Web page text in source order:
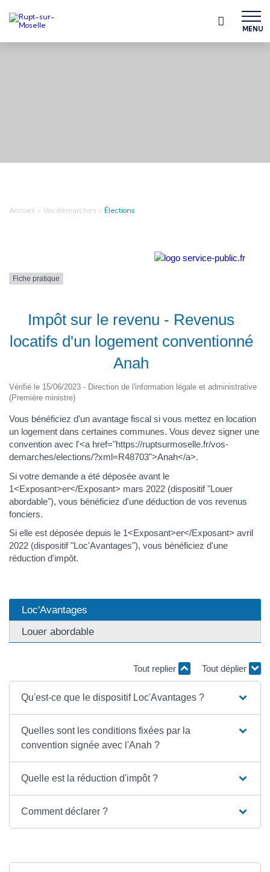
MENU
Accueil > Vos démarches > Élections
Fiche pratique
Impôt sur le revenu - Revenus
locatifs d'un logement conventionné
Anah
Vérifié le 15/06/2023 - Direction de l'information légale et administrative
(Première ministre)
Vous bénéficiez d'un avantage fiscal si vous mettez en location
un logement dans certaines communes. Vous devez signer une
convention avec l'<a href="https://ruptsurmoselle.fr/vos-
demarches/elections/?xml=R48703">Anah</a>.
Si votre demande a été déposée avant le
1<Exposant>er</Exposant> mars 2022 (dispositif "Louer
abordable"), vous bénéficiez d'une déduction de vos revenus
fonciers.
Si elle est déposée depuis le 1<Exposant>er</Exposant> avril
2022 (dispositif "Loc'Avantages"), vous bénéficiez d'une
réduction d'impôt.
Loc'Avantages
Louer abordable
Tout replier Tout déplier
Qu'est-ce que le dispositif Loc'Avantages ?
Quelles sont les conditions fixées par la
convention signée avec l'Anah ?
Quelle est la réduction d'impôt ?
Comment déclarer ?